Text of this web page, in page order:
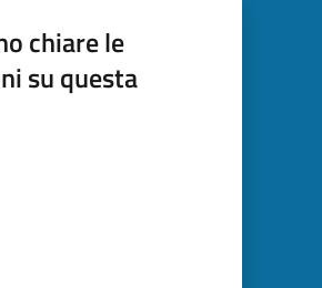
chiare le
su questa